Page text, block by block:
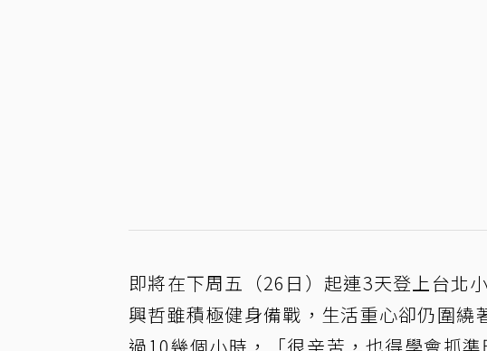
即將在下周五（26日）起連3天登上台北小
興哲雖積極健身備戰，生活重心卻仍圍